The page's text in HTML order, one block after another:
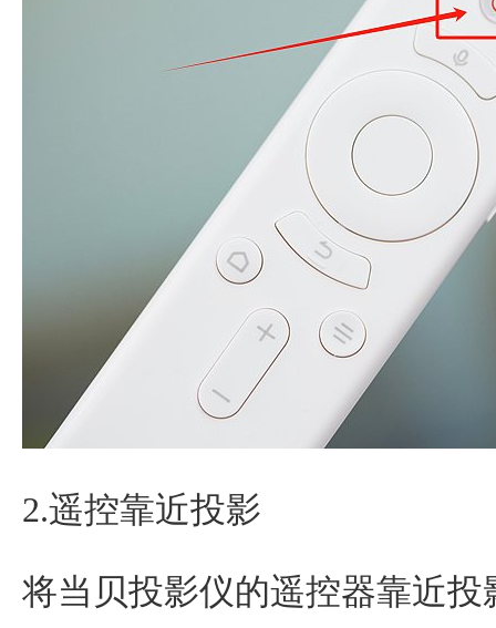
2.遥控靠近投影
将当贝投影仪的遥控器靠近投